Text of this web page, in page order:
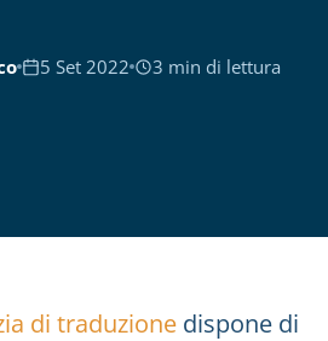
5 Set 2022 3 min di lettura
di traduzione dispone di